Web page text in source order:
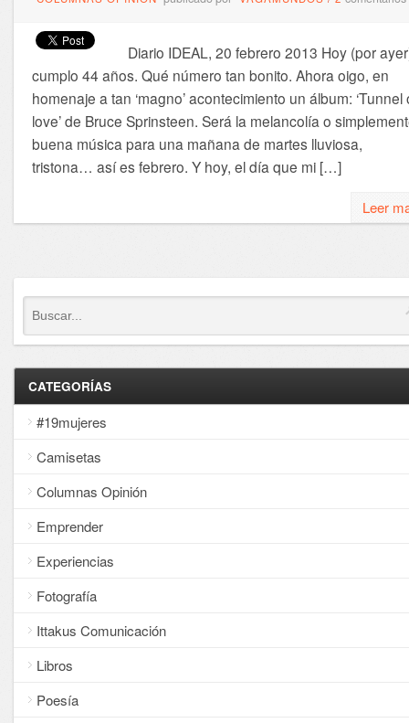
Diario IDEAL, 20 febrero 2013 Hoy (por
cumplo 44 años. Qué número tan bonito. Ahora oigo, en
homenaje a tan ‘magno’ acontecimiento un álbum: ‘Tunnel
love’ de Bruce Sprinsteen. Será la melancolía o
buena música para una mañana de martes lluviosa,
tristona… así es febrero. Y hoy, el día que mi […]
Leer
CATEGORÍAS
#19mujeres
Camisetas
Columnas Opinión
Emprender
Experiencias
Fotografía
Ittakus Comunicación
Libros
Poesía